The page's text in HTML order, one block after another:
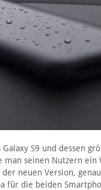
S9 und dessen
seinen Nutzern ein
neuen Version,
für die beiden